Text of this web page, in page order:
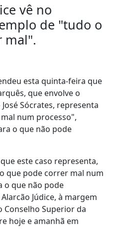
vê no
de "tudo o
mal".
esta quinta-feira que
que envolve o
Sócrates, representa
num processo",
o que não pode
este caso representa,
que pode correr mal num
o que não pode
Júdice, à margem
Conselho Superior da
hoje e amanhã em